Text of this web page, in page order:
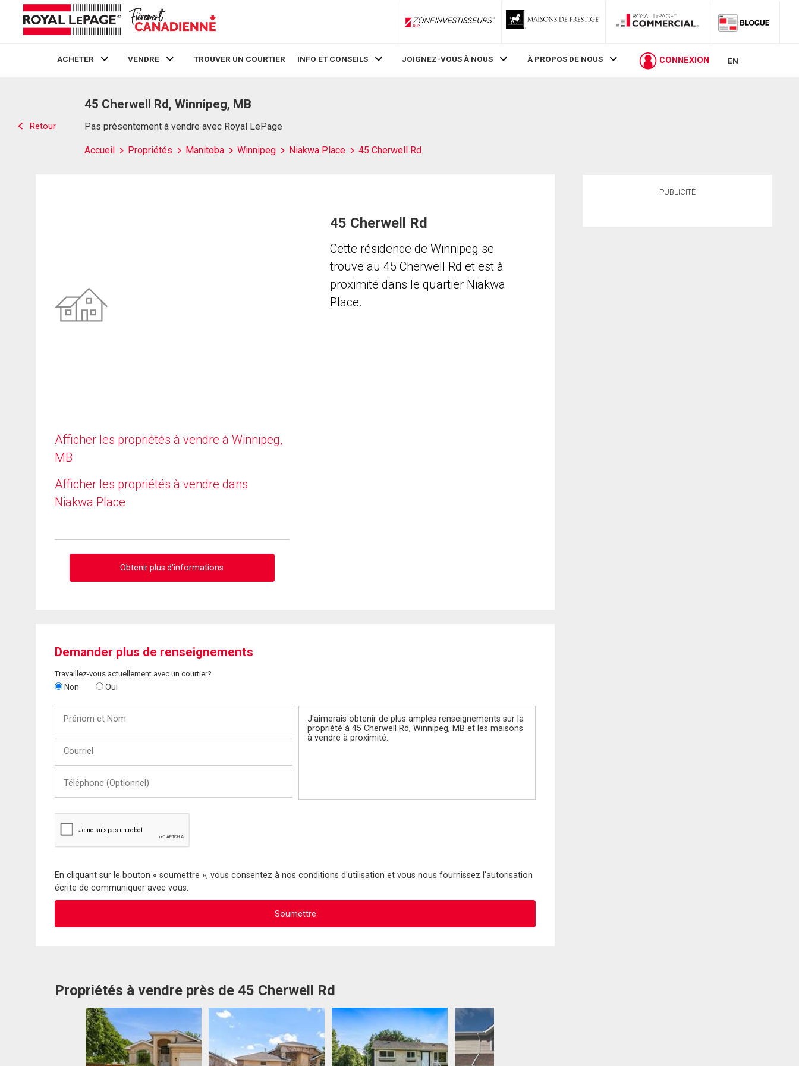
ZoneInvestisseurs RLP
ACHETER VENDRE TROUVER UN COURTIER INFO ET CONSEILS JOIGNEZ-VOUS À NOUS À PROPOS DE NOUS CONNEXION EN
Retour
45 Cherwell Rd, Winnipeg, MB
Pas présentement à vendre avec Royal LePage
Accueil Propriétés Manitoba Winnipeg Niakwa Place 45 Cherwell Rd
Afficher les propriétés à vendre à Winnipeg,
MB
Afficher les propriétés à vendre dans
Niakwa Place
Obtenir plus d'informations
45 Cherwell Rd
Cette résidence de Winnipeg se
trouve au 45 Cherwell Rd et est à
proximité dans le quartier Niakwa
Place.
Demander plus de renseignements
Travaillez-vous actuellement avec un courtier?
Non Oui
Nom
(Optionnel)
En cliquant sur le bouton « soumettre », vous consentez à nos conditions d'utilisation et vous nous fournissez l'autorisation
écrite de communiquer avec vous.
Propriétés à vendre près de 45 Cherwell Rd
PUBLICITÉ